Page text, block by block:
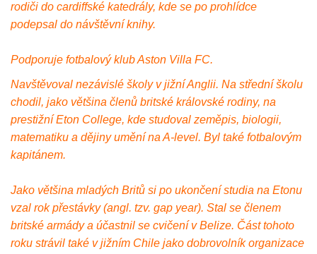
rodiči do cardiffské katedrály, kde se po prohlídce
podepsal do návštěvní knihy.
Podporuje fotbalový klub Aston Villa FC.
Navštěvoval nezávislé školy v jižní Anglii. Na střední školu
chodil, jako většina členů britské královské rodiny, na
prestižní Eton College, kde studoval zeměpis, biologii,
matematiku a dějiny umění na A-level. Byl také fotbalovým
kapitánem.
Jako většina mladých Britů si po ukončení studia na Etonu
vzal rok přestávky (angl. tzv. gap year). Stal se členem
britské armády a účastnil se cvičení v Belize. Část tohoto
roku strávil také v jižním Chile jako dobrovolník organizace